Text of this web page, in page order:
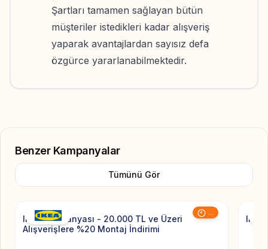
Şartları tamamen sağlayan bütün
müşteriler istedikleri kadar alışveriş
yaparak avantajlardan sayısız defa
özgürce yararlanabilmektedir.
Benzer Kampanyalar
Tümünü Gör
Add to
Ikea Kampanyası - 20.000 TL ve Üzeri
Alışverişlere %20 Montaj İndirimi
Ikea